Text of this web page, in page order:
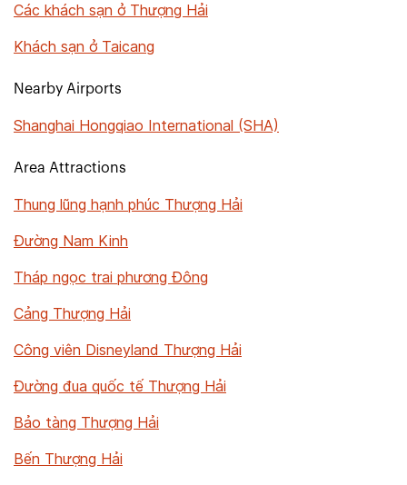
Các khách sạn ở Thượng Hải
Khách sạn ở Taicang
Nearby Airports
Shanghai Hongqiao International (SHA)
Area Attractions
Thung lũng hạnh phúc Thượng Hải
Đường Nam Kinh
Tháp ngọc trai phương Đông
Cảng Thượng Hải
Công viên Disneyland Thượng Hải
Đường đua quốc tế Thượng Hải
Bảo tàng Thượng Hải
Bến Thượng Hải